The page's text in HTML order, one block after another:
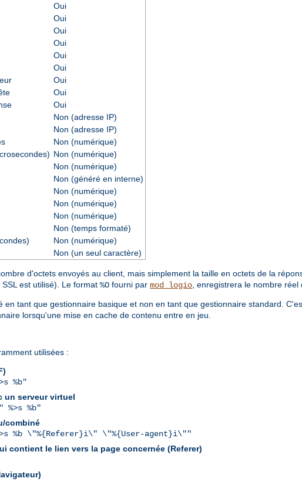
Oui
Oui
Oui
Oui
Oui
Oui
Oui
Oui
Oui
Non (adresse IP)
Non (adresse IP)
Non (numérique)
Non (numérique)
Non (numérique)
Non (généré en interne)
Non (numérique)
Non (numérique)
Non (numérique)
Non (temps formaté)
Non (numérique)
Non (un seul caractère)
d'octets envoyés au client, mais simplement la taille en octets de la
est utilisé). Le format %O fourni par mod_logio, enregistrera le nombre
en tant que gestionnaire basique et non en tant que gestionnaire standard.
lorsqu'une mise en cache de contenu entre en jeu.
utilisées :
%b"
un serveur virtuel
%>s %b"
combiné
%b \"%{Referer}i\" \"%{User-agent}i\""
contient le lien vers la page concernée (Referer)